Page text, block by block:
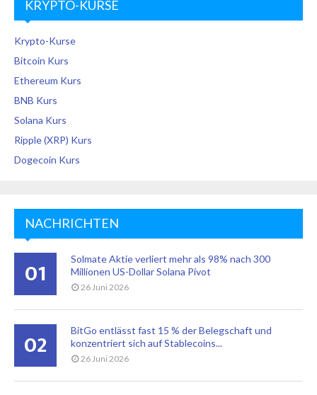
KRYPTO-KURSE
Krypto-Kurse
Bitcoin Kurs
Ethereum Kurs
BNB Kurs
Solana Kurs
Ripple (XRP) Kurs
Dogecoin Kurs
NACHRICHTEN
01
Solmate Aktie verliert mehr als 98% nach 300
Millionen US-Dollar Solana Pivot
26 Juni 2026
02
BitGo entlässt fast 15 % der Belegschaft und
konzentriert sich auf Stablecoins...
26 Juni 2026